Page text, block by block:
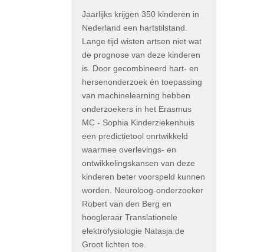
Jaarlijks krijgen 350 kinderen in
Nederland een hartstilstand.
Lange tijd wisten artsen niet wat
de prognose van deze kinderen
is. Door gecombineerd hart- en
hersenonderzoek én toepassing
van machinelearning hebben
onderzoekers in het Erasmus
MC - Sophia Kinderziekenhuis
een predictietool onrtwikkeld
waarmee overlevings- en
ontwikkelingskansen van deze
kinderen beter voorspeld kunnen
worden. Neuroloog-onderzoeker
Robert van den Berg en
hoogleraar Translationele
elektrofysiologie Natasja de
Groot lichten toe.